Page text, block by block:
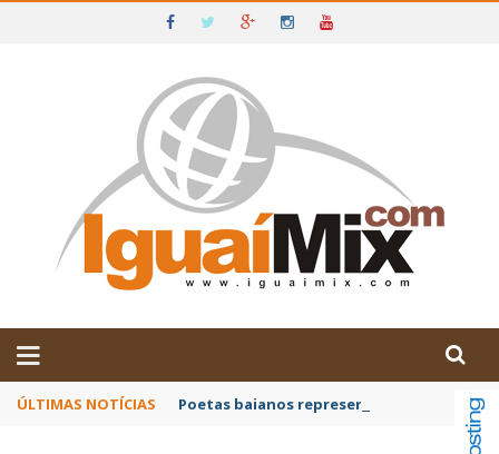
IGUAÍ E SUDOESTE DA BAHIA
ÚLTIMAS NOTÍCIAS Poetas baianos representam o Brasil no